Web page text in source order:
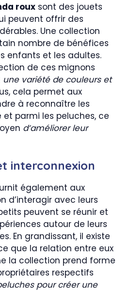
roux sont des jouets
peuvent offrir des
Une collection
nombre de bénéfices
enfants et les adultes.
de ces mignons
une variété de couleurs et
cela permet aux
à reconnaître les
parmi les peluches, ce
d’améliorer leur
interconnexion
également aux
d’interagir avec leurs
peuvent se réunir et
autour de leurs
En grandissant, il existe
que la relation entre eux
la collection prend forme
respectifs
pour créer une